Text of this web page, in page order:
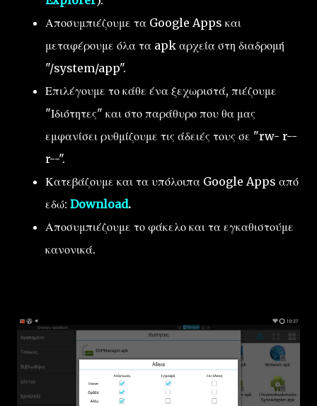
Αποσυμπιέζουμε τα Google Apps και
μεταφέρουμε όλα τα apk αρχεία στη διαδρομή
"/system/app".
Επιλέγουμε το κάθε ένα ξεχωριστά, πιέζουμε
"Ιδιότητες" και στο παράθυρο που θα μας
εμφανίσει ρυθμίζουμε τις άδειές τους σε "rw- r--
r--".
Κατεβάζουμε και τα υπόλοιπα Google Apps από
εδώ: Download.
Αποσυμπιέζουμε το φάκελο και τα εγκαθιστούμε
κανονικά.